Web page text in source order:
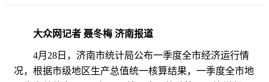
大众网记者 聂冬梅 济南报道
4月28日，济南市统计局公布一季度全市经济运行情
况，根据市级地区生产总值统一核算结果，一季度全市地